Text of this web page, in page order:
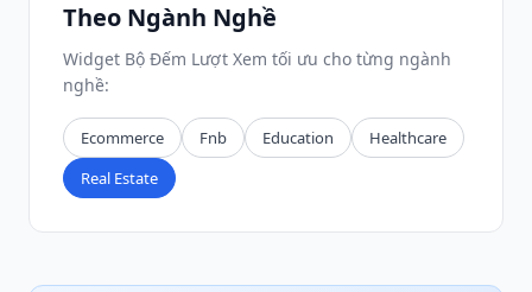
Theo Ngành Nghề
Widget Bộ Đếm Lượt Xem tối ưu cho từng ngành
nghề:
Ecommerce Fnb Education
Healthcare
Real Estate